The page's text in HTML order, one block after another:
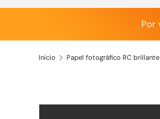
Por
Inicio Papel fotográfico RC